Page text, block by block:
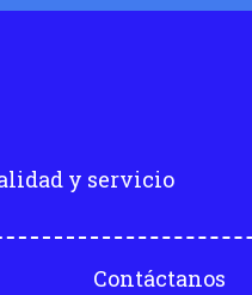
y servicio
Contáctanos